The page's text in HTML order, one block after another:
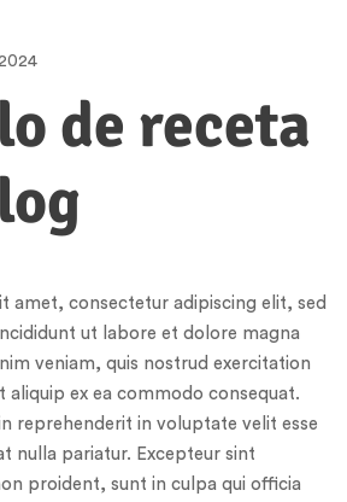
de receta
amet, consectetur adipiscing elit, sed
ut labore et dolore magna
veniam, quis nostrud exercitation
aliquip ex ea commodo consequat.
reprehenderit in voluptate velit esse
nulla pariatur. Excepteur sint
proident, sunt in culpa qui officia